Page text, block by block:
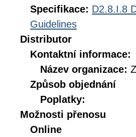
Specifikace: D2.8.I.8
Guidelines
Distributor
Kontaktní informace:
Název organizace:
Způsob objednání
Poplatky:
Možnosti přenosu
Online